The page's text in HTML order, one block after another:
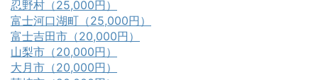
忍野村（25,000円）
富士河口湖町（25,000円）
富士吉田市（20,000円）
山梨市（20,000円）
大月市（20,000円）